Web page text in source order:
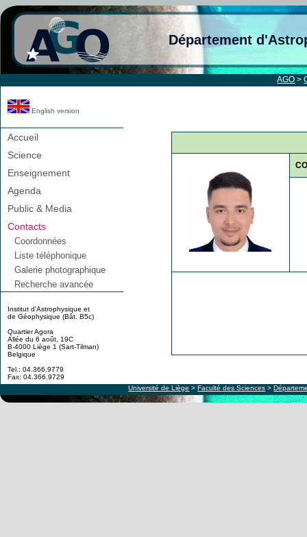
Département
AGO >
English version
Accueil
Science
Enseignement
Agenda
Public & Media
Contacts
Coordonnées
Liste téléphonique
Galerie photographique
Recherche avancée
Institut d'Astrophysique et
de Géophysique (Bât. B5c)
Quartier Agora
Allée du 6 août, 19C
B-4000 Liège 1 (Sart-Tilman)
Belgique
Tel.: 04.366.9779
Fax: 04.366.9729
Université de Liège >Faculté des Sciences >